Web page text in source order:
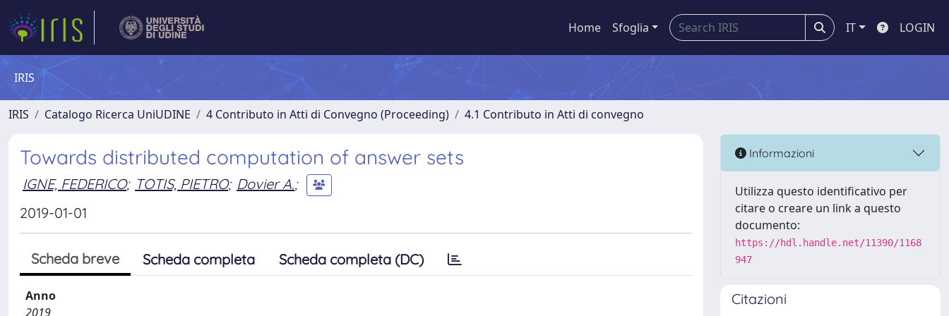
Home Sfoglia IT LOGIN
IRIS
IRIS Catalogo Ricerca UniUDINE 4 Contributo in Atti di Convegno (Proceeding) 4.1 Contributo in Atti di convegno
Towards distributed computation of answer sets
IGNE, FEDERICO; TOTIS, PIETRO; Dovier A.;
2019-01-01
Scheda breve Scheda completa Scheda completa (DC)
Anno
2019
Informazioni
Utilizza questo identificativo per
citare o creare un link a questo
documento:
https://hdl.handle.net/11390/1168
947
Citazioni